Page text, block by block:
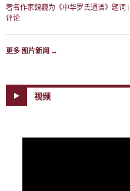
著名作家魏巍为《中华罗氏通谱》题词
评论
更多 图片新闻 →
视频